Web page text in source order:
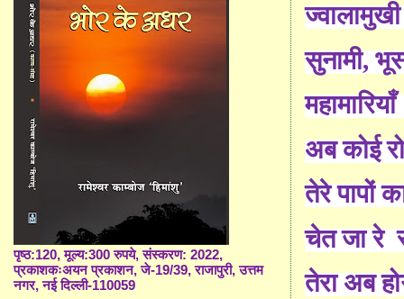
सुनामी,
अब कोई
तेरे पापों
चेत जा रे
तेरा अब
पृष्ठ:120, मूल्य:300 रुपये, संस्करण: 2022,
प्रकाशकःअयन प्रकाशन, जे-19/39, राजापुरी, उत्तम
नगर, नई दिल्ली-110059